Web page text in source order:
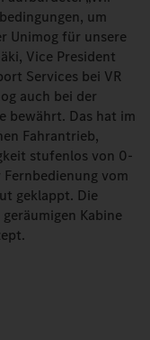
um
Unimog für unsere
Vice President
Services bei VR
auch bei der
bewährt. Das hat im
Fahrantrieb,
stufenlos von 0-
vom
geklappt. Die
Kabine